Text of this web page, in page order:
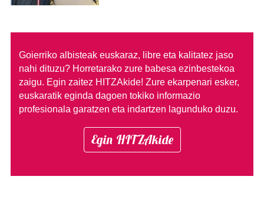
Goierriko albisteak euskaraz, libre eta kalitatez jaso
nahi dituzu? Horretarako zure babesa ezinbestekoa
zaigu. Egin zaitez HITZAkide! Zure ekarpenari esker,
euskaratik eginda dagoen tokiko informazio
profesionala garatzen eta indartzen lagunduko duzu.
Egin HITZAkide